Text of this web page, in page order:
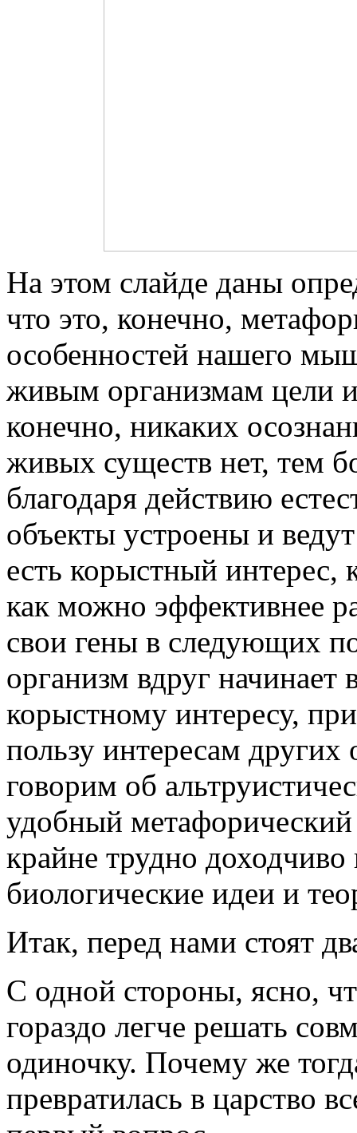
На этом слайде даны
что это, конечно,
особенностей нашего
живым организмам цели
конечно, никаких
живых существ нет, тем
благодаря действию
объекты устроены и
есть корыстный интерес,
как можно эффективнее
свои гены в следующих
организм вдруг начинает
корыстному интересу,
пользу интересам
говорим об
удобный
крайне трудно
биологические идеи и
Итак, перед нами стоят
С одной стороны, ясно,
гораздо легче решать
одиночку. Почему же
превратилась в царство